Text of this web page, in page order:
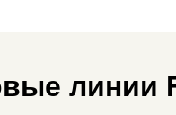
линии